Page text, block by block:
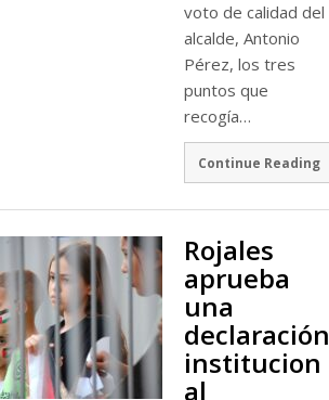
voto de calidad del
alcalde, Antonio
Pérez, los tres
puntos que
recogía…
Continue Reading
Rojales
aprueba
una
declaración
institucion
al